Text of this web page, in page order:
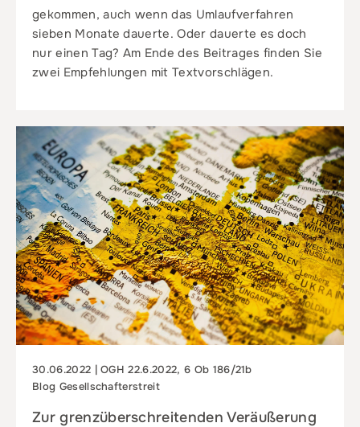
gekommen, auch wenn das Umlaufverfahren
sieben Monate dauerte. Oder dauerte es doch
nur einen Tag? Am Ende des Beitrages finden Sie
zwei Empfehlungen mit Textvorschlägen.
30.06.2022 | OGH 22.6.2022, 6 Ob 186/21b
Blog Gesellschafterstreit
Zur grenzüberschreitenden Veräußerung